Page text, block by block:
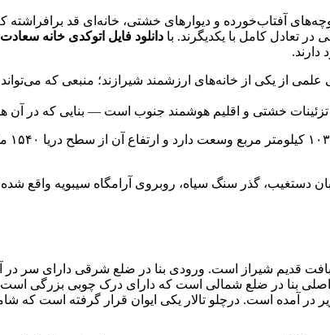
آفتاب‌خورده و دیوارهای خشتی، خانه‌ای قد
در تعادل کامل با یکدیگرند. با دانلود فایل اتوکدی خانه
دارند.
علمی از یکی از خانه‌های ارزشمند شیرازند؛ منبعی که
خشتی و اقلیم هوشمند جنوب است — بنایی که در آن
۔
دستغیب، گذر سنگ سیاه، روبروی آرامگاه سیبویه واقع
بافت قدیم شیراز است. ورودی بنا در ضلع شرقی
بنا در ضلع شمالی است که دارای درک چوبی بزرگی
در آمده است. در چلو تالار یکی ایوان قرار گرفته است